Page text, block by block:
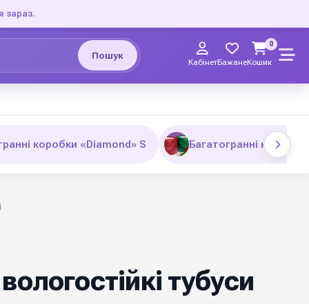
зараз.
Пошук
КабінетБажанеКошик
0
коробки «Diamond» S Багатогранні
тубуси